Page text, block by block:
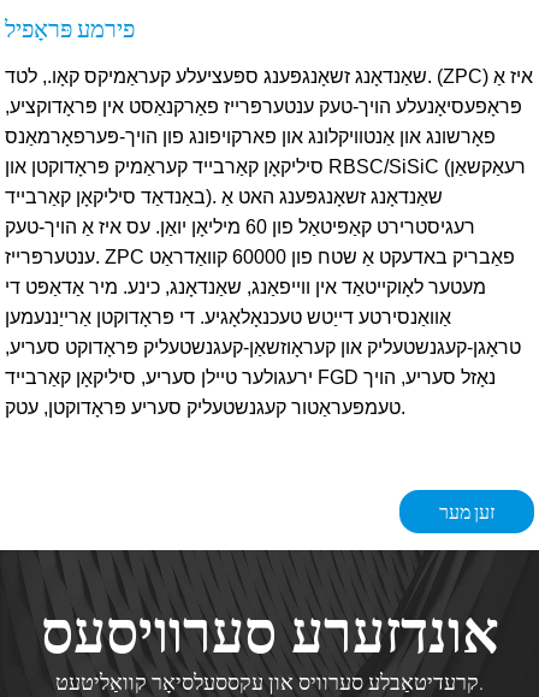
פירמע פּראָפיל
שאַנדאָנג זשאָנגפּענג ספּעציעלע קעראַמיקס קאָו., לטד. (ZPC) איז אַ
פּראָפעסיאָנעלע הויך-טעק ענטערפּרייז פאַרקנאַסט אין פּראָדוקציע,
פאָרשונג און אַנטוויקלונג און פארקויפונג פון הויך-פּערפאָרמאַנס
סיליקאָן קאַרבייד קעראַמיק פּראָדוקטן און RBSC/SiSiC (רעאַקשאַן
באַנדאַד סיליקאָן קאַרבייד). שאַנדאָנג זשאָנגפּענג האט אַ
רעגיסטרירט קאַפּיטאַל פון 60 מיליאָן יואַן. עס איז אַ הויך-טעק
ענטערפּרייז. ZPC פאַבריק באדעקט אַ שטח פון 60000 קוואַדראַט
מעטער לאָוקייטאַד אין ווייפאַנג, שאַנדאָנג, כינע. מיר אַדאַפּט די
אַוואַנסירטע דייַטש טעכנאָלאָגיע. די פּראָדוקטן אַרייַננעמען
טראָגן-קעגנשטעליק און קעראָוזשאַן-קעגנשטעליק פּראָדוקט סעריע,
ירעגולער טיילן סעריע, סיליקאָן קאַרבייד FGD נאָזל סעריע, הויך
טעמפּעראַטור קעגנשטעליק סעריע פּראָדוקטן, עטק.
זען מער
אונדזערע סערוויסעס
קרעדיטאַבלע סערוויס און עקססעלסיאָר קוואַליטעט.